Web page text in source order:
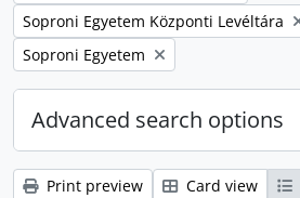
Remove filter:
Soproni Egyetem Központi Levéltára
Remove filter:
Soproni Egyetem
Advanced search options
Print preview Card view